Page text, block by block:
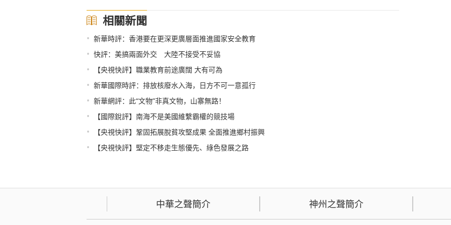
相關新聞
• 新華時評：香港要在更深更廣層面推進國家安全教育
• 快評：美搞兩面外交 大陸不接受不妥協
• 【央視快評】職業教育前途廣闊 大有可為
• 新華國際時評：排放核廢水入海，日方不可一意孤行
• 新華網評：此“文物”非真文物，山寨無路！
• 【國際銳評】南海不是美國維繫霸權的競技場
• 【央視快評】鞏固拓展脫貧攻堅成果 全面推進鄉村振興
• 【央視快評】堅定不移走生態優先、綠色發展之路
中華之聲簡介 神州之聲簡介